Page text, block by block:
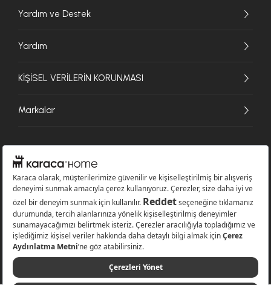
Yardım ve Destek
Yardım
KİŞİSEL VERİLERİN KORUNMASI
Markalar
© 2026 Karaca Home Collection Tekstil Sanayi ve Ticaret A.Ş. - Tüm hakları
saklıdır.